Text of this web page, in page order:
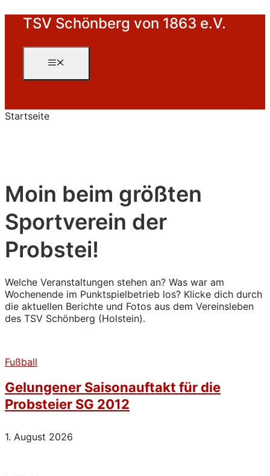
Zum
Inhalt
springen
TSV Schönberg von 1863 e.V.
Menü
Startseite
Moin beim größten
Sportverein der
Probstei!
Welche Veranstaltungen stehen an? Was war am
Wochenende im Punktspielbetrieb los? Klicke dich durch
die aktuellen Berichte und Fotos aus dem Vereinsleben
des TSV Schönberg (Holstein).
Fußball
Gelungener Saisonauftakt für die
Probsteier SG 2012
1. August 2026